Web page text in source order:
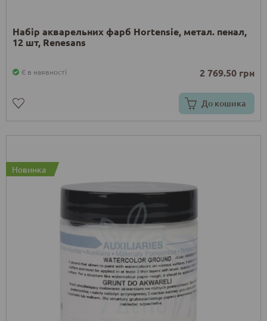
Набір акварельних фарб Hortensie, метал. пенал,
12 шт, Renesans
Є в наявності 2 769.50 грн
До кошика
Новинка